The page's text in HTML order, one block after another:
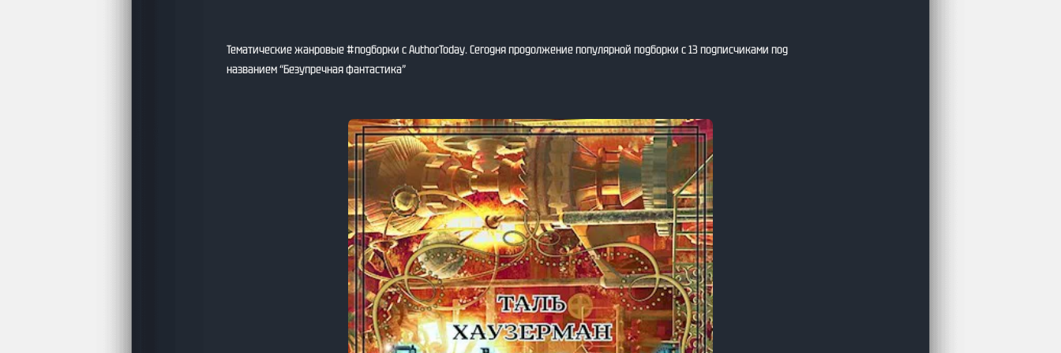
Тематические жанровые #подборки с AuthorToday. Сегодня продолжение популярной подборки с 13 подписчиками под
названием “Безупречная фантастика”